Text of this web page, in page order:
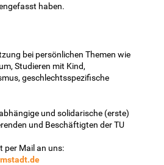
haben.
bei persönlichen Themen wie
Studieren mit Kind,
geschlechtsspezifische
und solidarische (erste)
und Beschäftigten der TU
per Mail an uns: